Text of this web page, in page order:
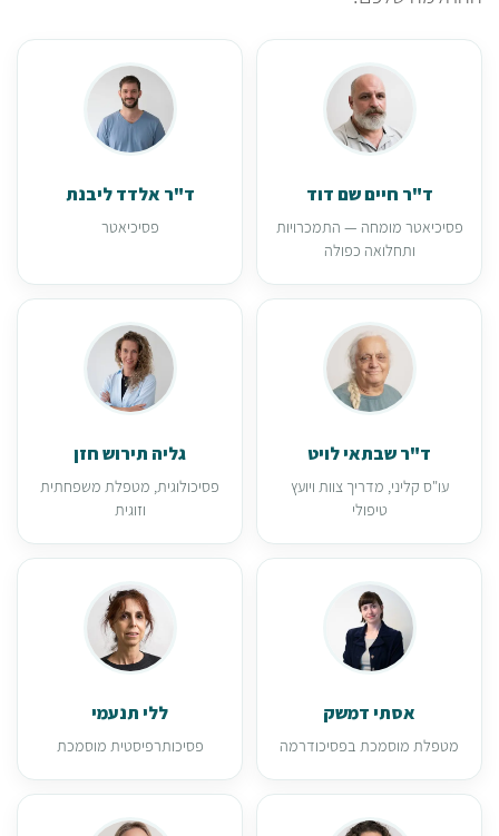
ד"ר חיים שם דוד
פסיכיאטר מומחה — התמכרויות
ותחלואה כפולה
ד"ר אלדד ליבנת
פסיכיאטר
ד"ר שבתאי לויט
עו"ס קליני, מדריך צוות ויועץ
טיפולי
גליה תירוש חזן
פסיכולוגית, מטפלת משפחתית
וזוגית
אסתי דמשק
מטפלת מוסמכת בפסיכודרמה
ללי תנעמי
פסיכותרפיסטית מוסמכת